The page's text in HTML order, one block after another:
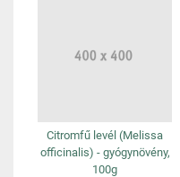
Citromfű levél (Melissa
officinalis) - gyógynövény,
100g